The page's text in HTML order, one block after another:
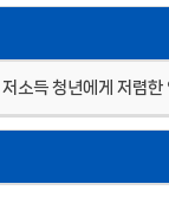
소득 청년에게 저렴한